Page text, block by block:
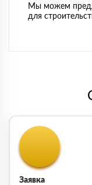
Мы можем
для
Заявка